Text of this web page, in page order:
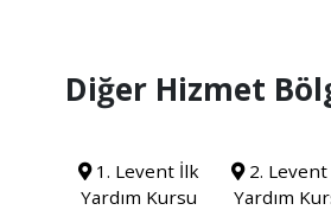
Diğer Hizmet
1. Levent İlk
Yardım Kursu
2. Levent
Yardım